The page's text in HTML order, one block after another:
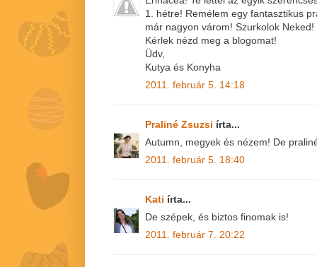
1. hétre! Remélem egy fantasztikus
már nagyon várom! Szurkolok Neked!
Kérlek nézd meg a blogomat!
Üdv,
Kutya és Konyha
2011. február 5. 14:18
Praliné Zsuzsi írta...
Autumn, megyek és nézem! De
2011. február 5. 18:40
Kati írta...
De szépek, és biztos finomak is!
2011. február 7. 20:22